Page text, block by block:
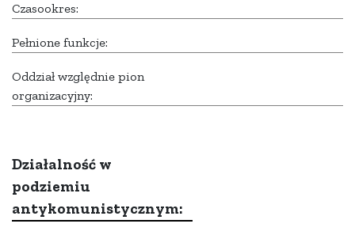
Czasookres:
Pełnione funkcje:
Oddział względnie pion
organizacyjny:
Działalność w
podziemiu
antykomunistycznym: